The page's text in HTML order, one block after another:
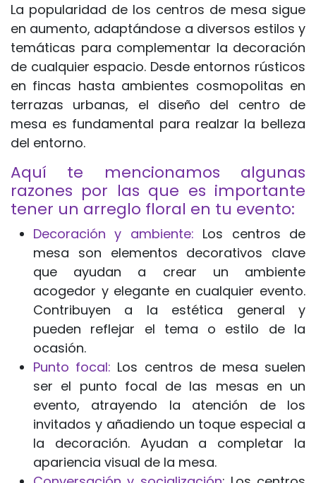
La popularidad de los centros de mesa sigue
en aumento, adaptándose a diversos estilos y
temáticas para complementar la decoración
de cualquier espacio. Desde entornos rústicos
en fincas hasta ambientes cosmopolitas en
terrazas urbanas, el diseño del centro de
mesa es fundamental para realzar la belleza
del entorno.
Aquí te mencionamos algunas
razones por las que es importante
tener un arreglo floral en tu evento:
Decoración y ambiente: Los centros de
mesa son elementos decorativos clave
que ayudan a crear un ambiente
acogedor y elegante en cualquier evento.
Contribuyen a la estética general y
pueden reflejar el tema o estilo de la
ocasión.
Punto focal: Los centros de mesa suelen
ser el punto focal de las mesas en un
evento, atrayendo la atención de los
invitados y añadiendo un toque especial a
la decoración. Ayudan a completar la
apariencia visual de la mesa.